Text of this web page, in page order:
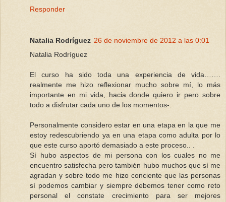
Responder
Natalia Rodríguez 26 de noviembre de 2012 a las 0:01
Natalia Rodríguez
El curso ha sido toda una experiencia de vida…….
realmente me hizo reflexionar mucho sobre mí, lo más
importante en mi vida, hacia donde quiero ir pero sobre
todo a disfrutar cada uno de los momentos-.
Personalmente considero estar en una etapa en la que me
estoy redescubriendo ya en una etapa como adulta por lo
que este curso aportó demasiado a este proceso.. .
Sí hubo aspectos de mi persona con los cuales no me
encuentro satisfecha pero también hubo muchos que sí me
agradan y sobre todo me hizo conciente que las personas
sí podemos cambiar y siempre debemos tener como reto
personal el constate crecimiento para ser mejores